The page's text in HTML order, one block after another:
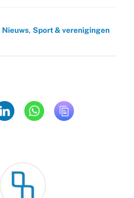
Nieuws, Sport & verenigingen